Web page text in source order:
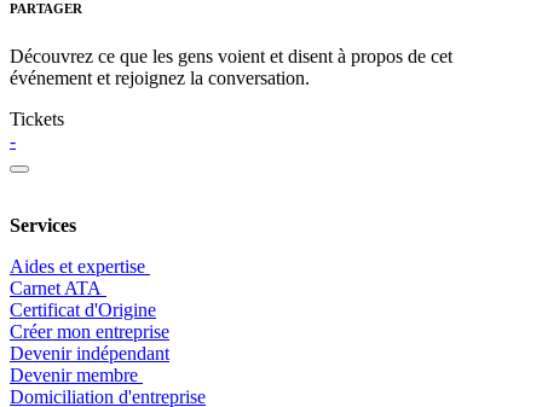
PARTAGER
Découvrez ce que les gens voient et disent à propos de cet
événement et rejoignez la conversation.
Tickets
-
Services
Aides et expertise
​Carnet ATA
Certificat d'Origine
Créer mon entreprise
Devenir indépendant
Devenir membre
​Domiciliation d'entreprise